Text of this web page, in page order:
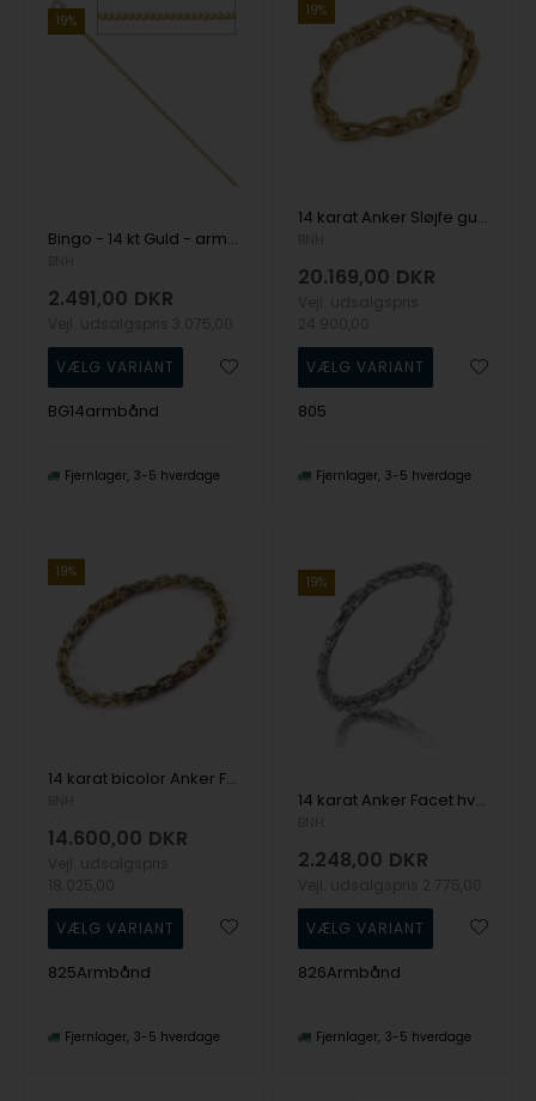
19%
Bingo - 14 kt Guld - armbånd i 2 bredder og 3 længder
2.491,00 DKR
BG14armbånd
Fjernlager 3-5 hverdage
19%
14 karat Anker Sløjfe guldhalskæder i flere bredder og længder
20.169,00 DKR
805
Fjernlager 3-5 hverdage
19%
14 karat bicolor Anker Facet armbånd i flere længder og bredder
14.600,00 DKR
825Armbånd
Fjernlager 3-5 hverdage
19%
14 karat Anker Facet hvidgulds armbånd i flere bredder og længder
2.248,00 DKR
826Armbånd
Fjernlager 3-5 hverdage